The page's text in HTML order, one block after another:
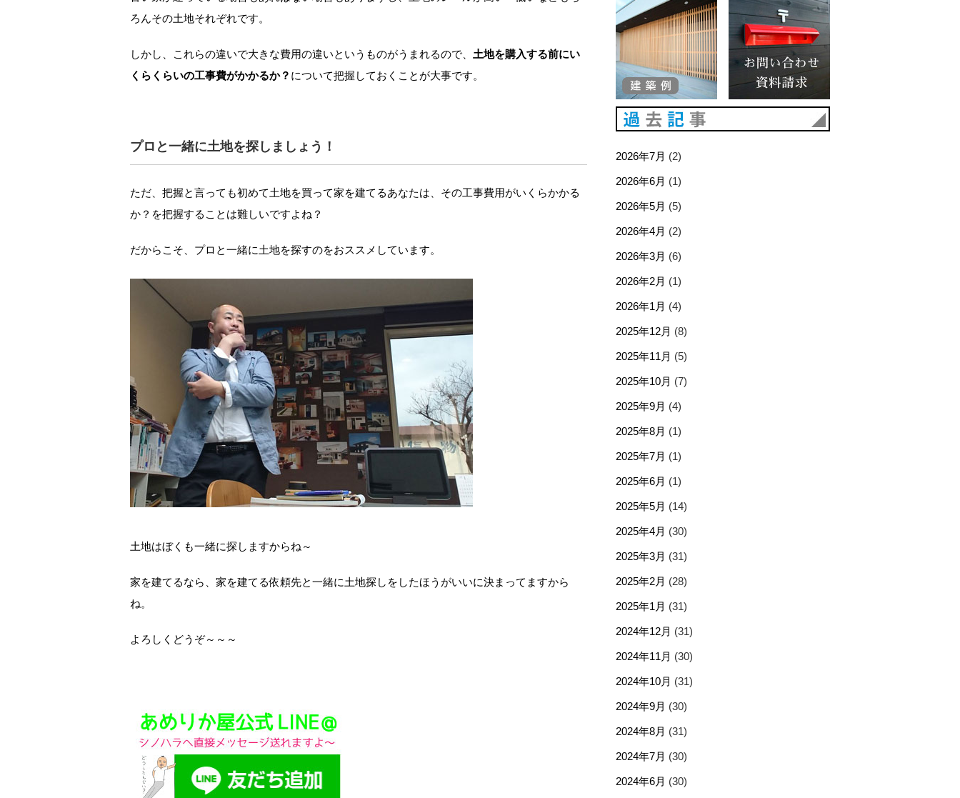
ろんその土地それぞれです。
しかし、これらの違いで大きな費用の違いというものがうまれるので、 土地を購入する前にい
くらくらいの工事費がかかるか？ について把握しておくことが大事です。
プロと一緒に土地を探しましょう！
ただ、把握と言っても初めて土地を買って家を建てるあなたは、その工事費用がいくらかかる
か？を把握することは難しいですよね？
だからこそ、プロと一緒に土地を探すのをおススメしています。
土地はぼくも一緒に探しますからね～
家を建てるなら、家を建てる依頼先と一緒に土地探しをしたほうがいいに決まってますから
ね。
よろしくどうぞ～～～
2026年7月 (2)
2026年6月 (1)
2026年5月 (5)
2026年4月 (2)
2026年3月 (6)
2026年2月 (1)
2026年1月 (4)
2025年12月 (8)
2025年11月 (5)
2025年10月 (7)
2025年9月 (4)
2025年8月 (1)
2025年7月 (1)
2025年6月 (1)
2025年5月 (14)
2025年4月 (30)
2025年3月 (31)
2025年2月 (28)
2025年1月 (31)
2024年12月 (31)
2024年11月 (30)
2024年10月 (31)
2024年9月 (30)
2024年8月 (31)
2024年7月 (30)
2024年6月 (30)